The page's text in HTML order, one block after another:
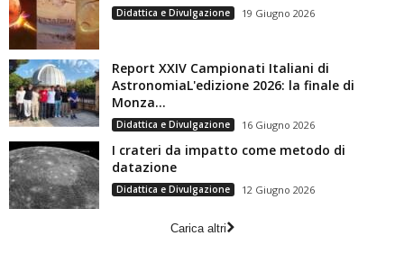
Didattica e Divulgazione 19 Giugno 2026
Report XXIV Campionati Italiani di
AstronomiaL'edizione 2026: la finale di
Monza...
Didattica e Divulgazione 16 Giugno 2026
I crateri da impatto come metodo di
datazione
Didattica e Divulgazione 12 Giugno 2026
Carica altri